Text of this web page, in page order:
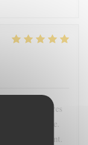
des arbres
était excellente.
très rapidement.